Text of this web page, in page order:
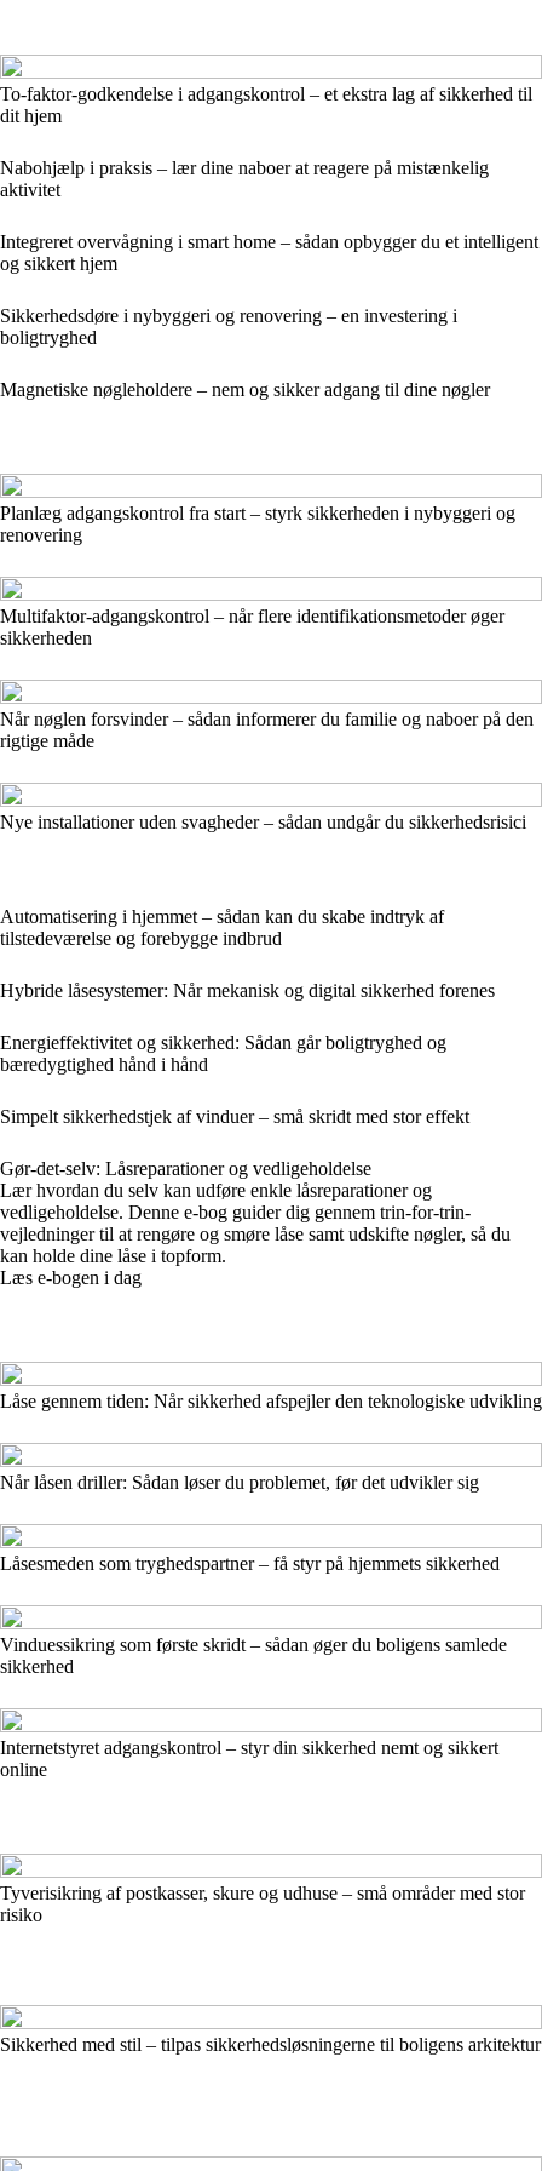
To-faktor-godkendelse i adgangskontrol – et ekstra lag af sikkerhed til
dit hjem
Nabohjælp i praksis – lær dine naboer at reagere på mistænkelig
aktivitet
Integreret overvågning i smart home – sådan opbygger du et intelligent
og sikkert hjem
Sikkerhedsdøre i nybyggeri og renovering – en investering i
boligtryghed
Magnetiske nøgleholdere – nem og sikker adgang til dine nøgler
Planlæg adgangskontrol fra start – styrk sikkerheden i nybyggeri og
renovering
Multifaktor-adgangskontrol – når flere identifikationsmetoder øger
sikkerheden
Når nøglen forsvinder – sådan informerer du familie og naboer på den
rigtige måde
Nye installationer uden svagheder – sådan undgår du sikkerhedsrisici
Automatisering i hjemmet – sådan kan du skabe indtryk af
tilstedeværelse og forebygge indbrud
Hybride låsesystemer: Når mekanisk og digital sikkerhed forenes
Energieffektivitet og sikkerhed: Sådan går boligtryghed og
bæredygtighed hånd i hånd
Simpelt sikkerhedstjek af vinduer – små skridt med stor effekt
Gør-det-selv: Låsreparationer og vedligeholdelse
Lær hvordan du selv kan udføre enkle låsreparationer og
vedligeholdelse. Denne e-bog guider dig gennem trin-for-trin-
vejledninger til at rengøre og smøre låse samt udskifte nøgler, så du
kan holde dine låse i topform.
Læs e-bogen i dag
Låse gennem tiden: Når sikkerhed afspejler den teknologiske udvikling
Når låsen driller: Sådan løser du problemet, før det udvikler sig
Låsesmeden som tryghedspartner – få styr på hjemmets sikkerhed
Vinduessikring som første skridt – sådan øger du boligens samlede
sikkerhed
Internetstyret adgangskontrol – styr din sikkerhed nemt og sikkert
online
Tyverisikring af postkasser, skure og udhuse – små områder med stor
risiko
Sikkerhed med stil – tilpas sikkerhedsløsningerne til boligens arkitektur